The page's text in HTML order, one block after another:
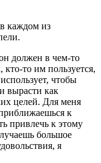
каждом из
должен в чем-то
то им пользуется,
чтобы
вырасти как
целей. Для меня
к
привлечь к этому
большое
я